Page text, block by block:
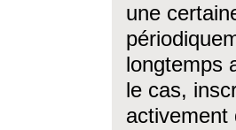
une
longtemps
le cas,
activement